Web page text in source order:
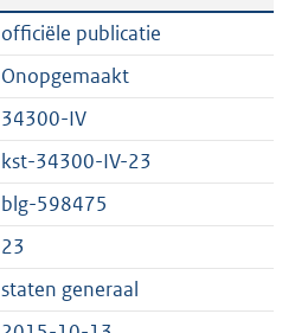
n
d
s
g
r
o
o
t
e
a
n
d
g
r
o
t
t
officiële publicatie
Onopgemaakt
34300-IV
kst-34300-IV-23
blg-598475
23
staten generaal